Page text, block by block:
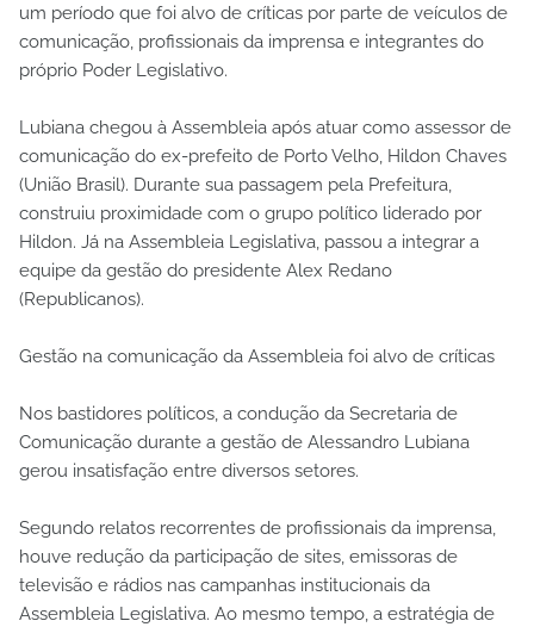
um período que foi alvo de críticas por parte de veículos de
comunicação, profissionais da imprensa e integrantes do
próprio Poder Legislativo.
Lubiana chegou à Assembleia após atuar como assessor de
comunicação do ex-prefeito de Porto Velho, Hildon Chaves
(União Brasil). Durante sua passagem pela Prefeitura,
construiu proximidade com o grupo político liderado por
Hildon. Já na Assembleia Legislativa, passou a integrar a
equipe da gestão do presidente Alex Redano
(Republicanos).
Gestão na comunicação da Assembleia foi alvo de críticas
Nos bastidores políticos, a condução da Secretaria de
Comunicação durante a gestão de Alessandro Lubiana
gerou insatisfação entre diversos setores.
Segundo relatos recorrentes de profissionais da imprensa,
houve redução da participação de sites, emissoras de
televisão e rádios nas campanhas institucionais da
Assembleia Legislativa. Ao mesmo tempo, a estratégia de